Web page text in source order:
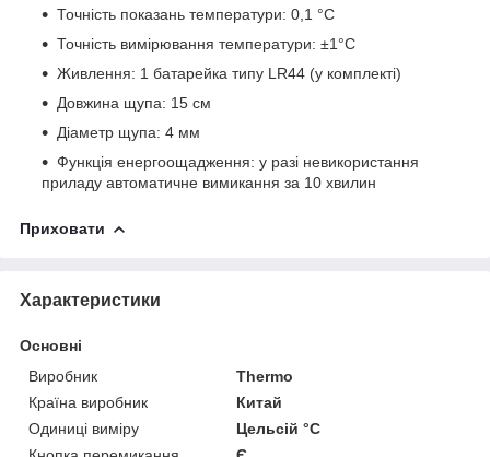
Точність показань температури: 0,1 °C
Точність вимірювання температури: ±1°С
Живлення: 1 батарейка типу LR44 (у комплекті)
Довжина щупа: 15 см
Діаметр щупа: 4 мм
Функція енергоощадження: у разі невикористання
приладу автоматичне вимикання за 10 хвилин
Приховати
Характеристики
Основні
Виробник
Thermo
Країна виробник
Китай
Одиниці виміру
Цельсій °C